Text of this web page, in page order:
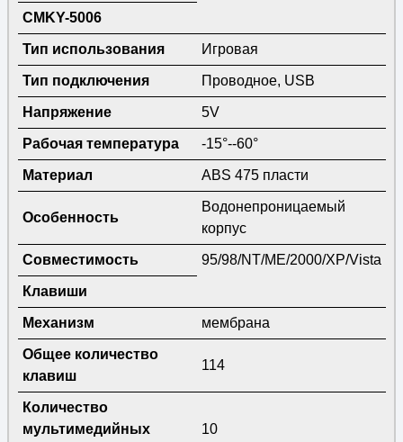
CMKY-5006
Тип использования Игровая
Тип подключения Проводное, USB
Напряжение 5V
Рабочая температура -15°--60°
Материал ABS 475 пласти
Особенность
Водонепроницаемый
корпус
Совместимость 95/98/NT/ME/2000/XP/Vista
Клавиши
Механизм мембрана
Общее количество
клавиш
114
Количество
мультимедийных
10